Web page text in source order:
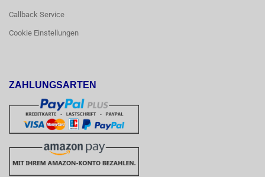
Callback Service
Cookie Einstellungen
ZAHLUNGSARTEN